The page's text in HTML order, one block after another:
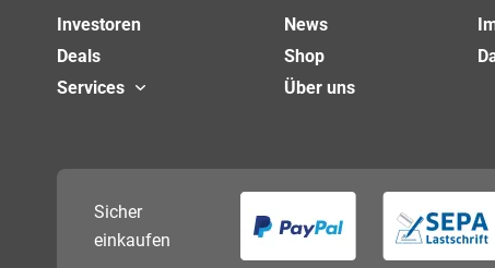
Investoren
Deals
Services
News
Shop
Über uns
Sicher
einkaufen